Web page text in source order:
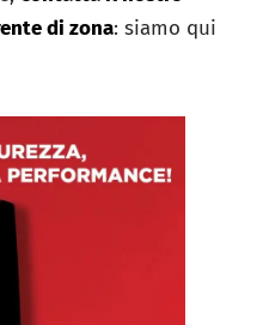
di zona: siamo qui